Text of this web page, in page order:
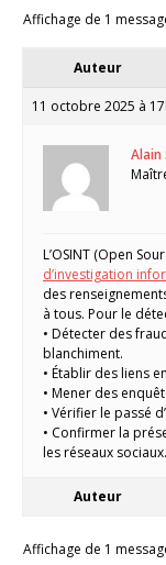
Affichage de 1
Auteur
11 octobre 2025 à
Alain
L’OSINT (Open
d’investigation
des
à tous. Pour le
• Détecter des
blanchiment.
• Établir des liens
• Mener des
• Vérifier le passé
• Confirmer la
les réseaux sociaux.
Auteur
Affichage de 1